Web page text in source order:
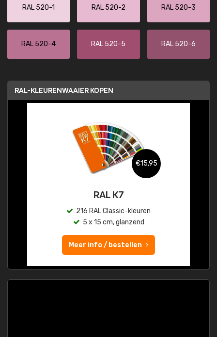
RAL 520-1 RAL 520-2 RAL 520-3
RAL 520-4 RAL 520-5 RAL 520-6
RAL-KLEURENWAAIER KOPEN
€15,95
RAL K7
216 RAL Classic-kleuren
5 x 15 cm, glanzend
Meer info / bestellen